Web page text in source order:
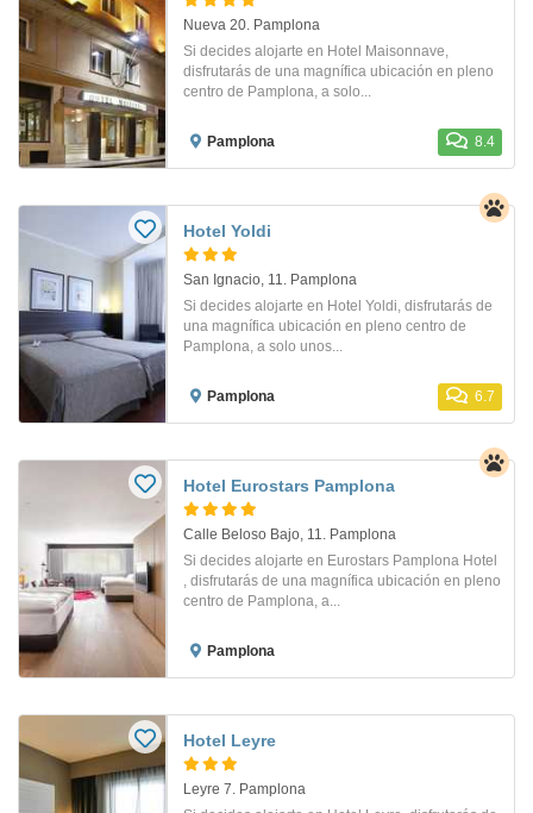
Nueva 20. Pamplona
Si decides alojarte en Hotel Maisonnave,
disfrutarás de una magnífica ubicación en pleno
centro de Pamplona, a solo...
Pamplona 8.4
Hotel Yoldi
San Ignacio, 11. Pamplona
Si decides alojarte en Hotel Yoldi, disfrutarás de
una magnífica ubicación en pleno centro de
Pamplona, a solo unos...
Pamplona 6.7
Hotel Eurostars Pamplona
Calle Beloso Bajo, 11. Pamplona
Si decides alojarte en Eurostars Pamplona Hotel
, disfrutarás de una magnífica ubicación en pleno
centro de Pamplona, a...
Pamplona
Hotel Leyre
Leyre 7. Pamplona